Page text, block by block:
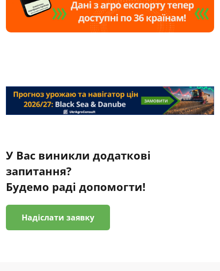
У Вас виникли додаткові
запитання?
Будемо раді допомогти!
Надіслати заявку